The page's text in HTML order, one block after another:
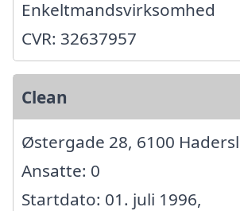
Enkeltmandsvirksomhed
CVR: 32637957
Clean
Østergade 28, 6100
Ansatte: 0
Startdato: 01. juli 1996,